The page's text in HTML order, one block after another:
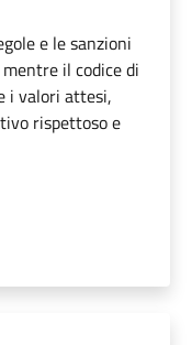
e le sanzioni
il codice di
i valori attesi,
rispettoso e